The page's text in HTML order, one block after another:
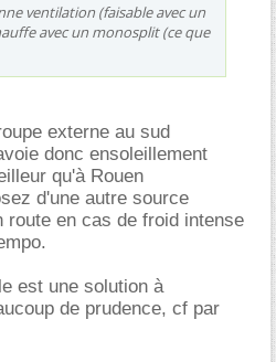
ventilation (faisable avec un
avec un monosplit (ce que
externe au sud
donc ensoleillement
qu'à Rouen
d'une autre source
route en cas de froid intense
est une solution à
de prudence, cf par